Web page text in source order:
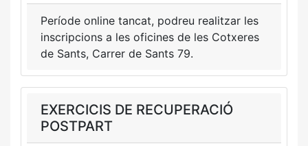
Període online tancat, podreu realitzar les
inscripcions a les oficines de les Cotxeres
de Sants, Carrer de Sants 79.
EXERCICIS DE RECUPERACIÓ
POSTPART